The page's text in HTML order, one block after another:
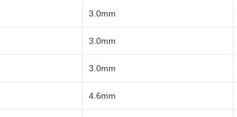
3.0mm
3.0mm
3.0mm
4.6mm